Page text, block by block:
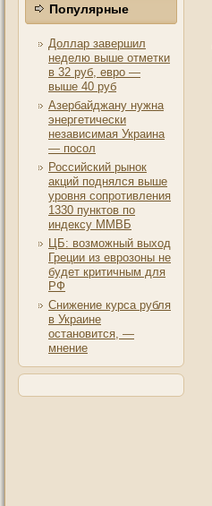
Популярные
Доллар завершил
неделю выше отметки
в 32 руб, евро —
выше 40 руб
Азербайджану нужна
энергетически
независимая Украина
— посол
Российский рынок
акций поднялся выше
уровня сопротивления
1330 пунктов по
индексу ММВБ
ЦБ: возможный выход
Греции из еврозоны не
будет критичным для
РФ
Снижение курса рубля
в Украине
остановится, —
мнение